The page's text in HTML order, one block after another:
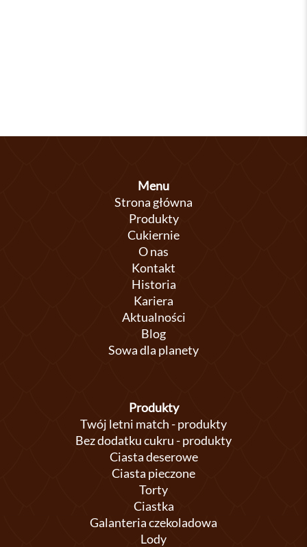
Menu
Strona główna
Produkty
Cukiernie
O nas
Kontakt
Historia
Kariera
Aktualności
Blog
Sowa dla planety
Produkty
Twój letni match - produkty
Bez dodatku cukru - produkty
Ciasta deserowe
Ciasta pieczone
Torty
Ciastka
Galanteria czekoladowa
Lody